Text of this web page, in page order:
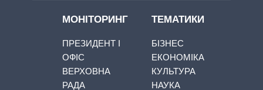
МОНІТОРИНГ
ПРЕЗИДЕНТ І
ОФІС
ВЕРХОВНА
РАДА
ТЕМАТИКИ
БІЗНЕС
ЕКОНОМІКА
КУЛЬТУРА
НАУКА